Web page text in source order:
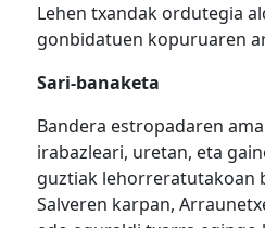
Lehen txandak ordutegia
gonbidatuen kopuruaren
Sari-banaketa
Bandera estropadaren
irabazleari, uretan, eta
guztiak lehorreratutakoan
Salveren karpan,